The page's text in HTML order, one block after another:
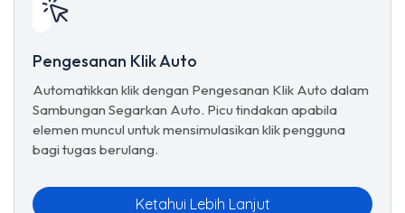
Pengesanan Klik Auto
Automatikkan klik dengan Pengesanan Klik Auto dalam
Sambungan Segarkan Auto. Picu tindakan apabila
elemen muncul untuk mensimulasikan klik pengguna
bagi tugas berulang.
Ketahui Lebih Lanjut